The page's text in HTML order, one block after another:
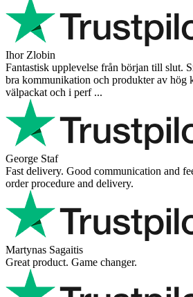
Ihor Zlobin
Fantastisk upplevelse från början till slut.
bra kommunikation och produkter av hög
välpackat och i perf ...
George Staf
Fast delivery. Good communication and
order procedure and delivery.
Martynas Sagaitis
Great product. Game changer.